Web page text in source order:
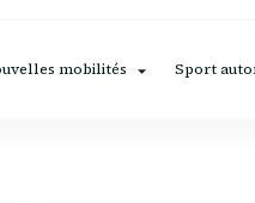
mobilités Sport